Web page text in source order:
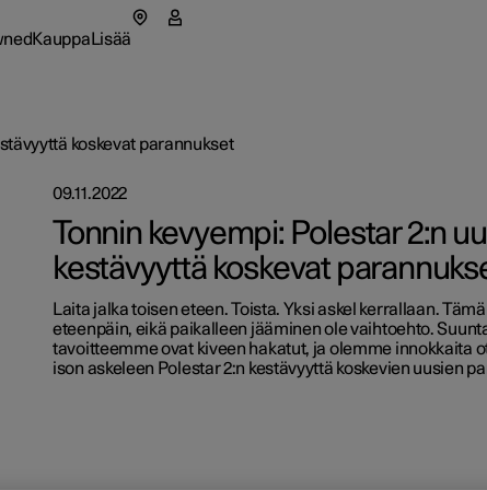
Kauppa Lisää
autot
autot
autot
uuteen ikkunaan)
Polestarista
kehitys
koskevat parannukset
09.11.2022
Tonnin kevyempi: Polestar 2:n
kestävyyttä koskevat
Laita jalka toisen eteen. Toista. Yksi askel kerrallaan.
eteenpäin, eikä paikalleen jääminen ole vaihtoehto.
tavoitteemme ovat kiveen hakatut, ja olemme innokkaita
ison askeleen Polestar 2:n kestävyyttä koskevien uusien